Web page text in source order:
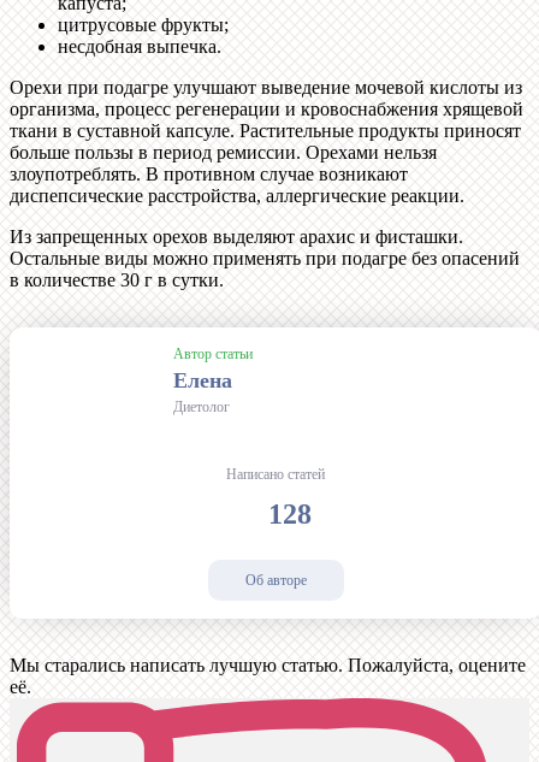
цитрусовые фрукты;
несдобная выпечка.
Орехи при подагре улучшают выведение мочевой кислоты из
организма, процесс регенерации и кровоснабжения хрящевой
ткани в суставной капсуле. Растительные продукты приносят
больше пользы в период ремиссии. Орехами нельзя
злоупотреблять. В противном случае возникают
диспепсические расстройства, аллергические реакции.
Из запрещенных орехов выделяют арахис и фисташки.
Остальные виды можно применять при подагре без опасений
в количестве 30 г в сутки.
Автор статьи
Елена
Диетолог
Написано статей
128
Об авторе
Мы старались написать лучшую статью. Пожалуйста, оцените
её.